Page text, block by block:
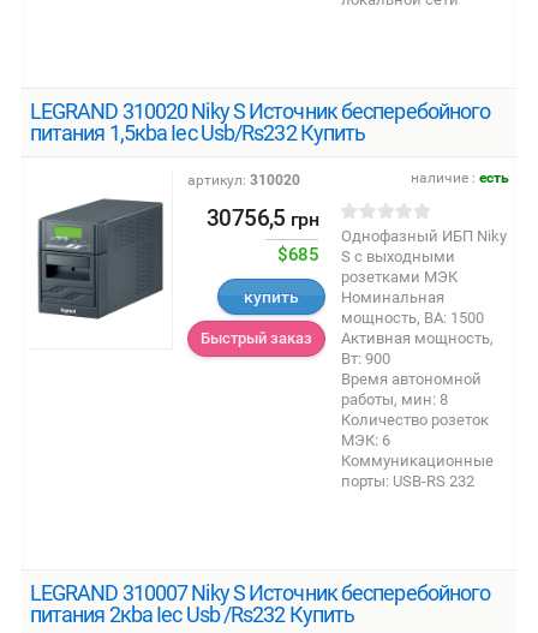
LEGRAND 310020 Niky S Источник бесперебойного
питания 1,5кba Iec Usb/Rs232 Купить
наличие :есть
артикул: 310020
30756,5 грн
$685
купить
Быстрый заказ
Однофазный ИБП Niky
S с выходными
розетками МЭК
Номинальная
мощность, ВА: 1500
Активная мощность,
Вт: 900
Время автономной
работы, мин: 8
Количество розеток
МЭК: 6
Коммуникационные
порты: USB-RS 232
LEGRAND 310007 Niky S Источник бесперебойного
питания 2кba Iec Usb /Rs232 Купить